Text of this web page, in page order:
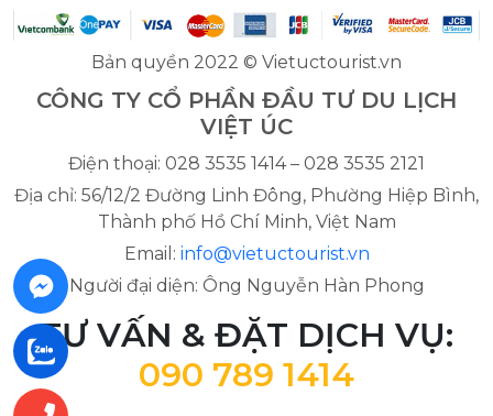
Bản quyền 2022 © Vietuctourist.vn
CÔNG TY CỔ PHẦN ĐẦU TƯ DU LỊCH
VIỆT ÚC
Điện thoại: 028 3535 1414 – 028 3535 2121
Địa chỉ: 56/12/2 Đường Linh Đông, Phường Hiệp Bình,
Thành phố Hồ Chí Minh, Việt Nam
Email: info@vietuctourist.vn
Người đại diện: Ông Nguyễn Hàn Phong
TƯ VẤN & ĐẶT DỊCH VỤ:
090 789 1414